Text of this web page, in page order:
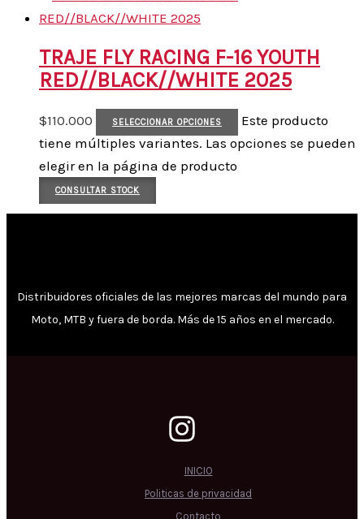
TRAJE FLY RACING F-16 YOUTH
RED//BLACK//WHITE 2025
$110.000 SELECCIONAR OPCIONES
Este producto
tiene múltiples variantes. Las opciones se pueden
elegir en la página de producto
CONSULTAR STOCK
Distribuidores oficiales de las mejores marcas del mundo para
Moto, MTB y fuera de borda. Más de 15 años en el mercado.
INICIO
Politicas de privacidad
Contacto